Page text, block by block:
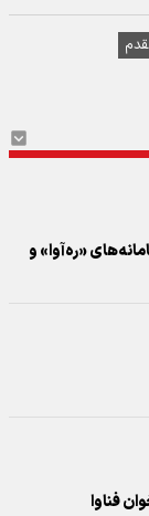
«ره‌آوا» و